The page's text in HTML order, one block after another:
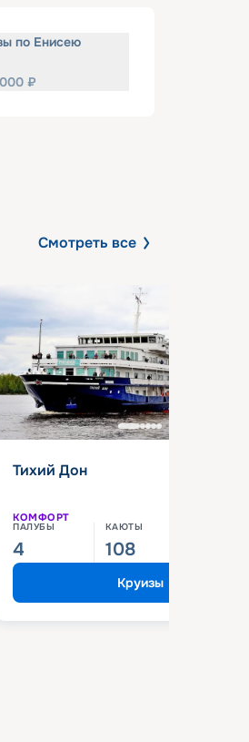
по Енисею
₽
Смотреть все
Тихий Дон
КОМФОРТ
ПАЛУБЫ
4
КАЮТЫ
108
Круизы